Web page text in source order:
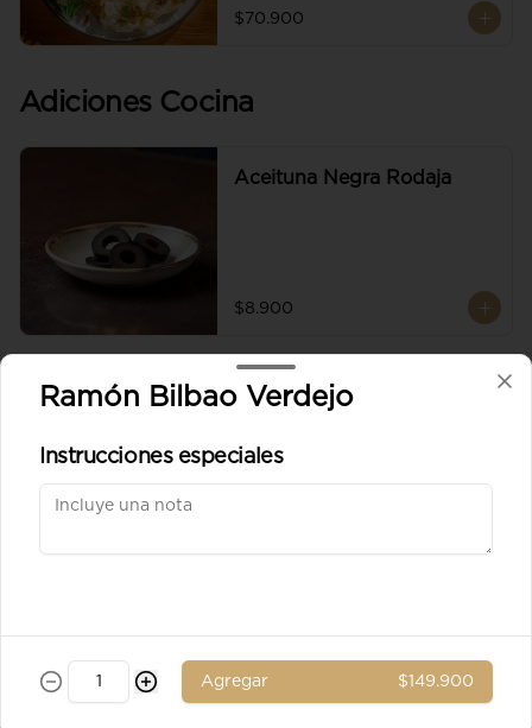
$70.900
Adiciones Cocina
Aceituna Negra Rodaja
$8.900
Aceituna verde entera
Ramón Bilbao Verdejo
Instrucciones especiales
Agregar $149.900